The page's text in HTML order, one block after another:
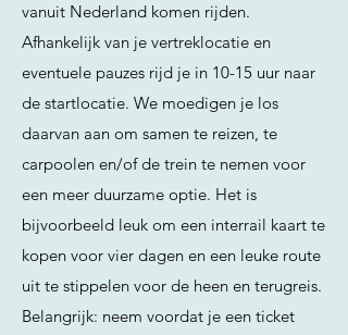
vanuit Nederland komen rijden.
Afhankelijk van je vertreklocatie en
eventuele pauzes rijd je in 10-15 uur naar
de startlocatie. We moedigen je los
daarvan aan om samen te reizen, te
carpoolen en/of de trein te nemen voor
een meer duurzame optie. Het is
bijvoorbeeld leuk om een interrail kaart te
kopen voor vier dagen en een leuke route
uit te stippelen voor de heen en terugreis.
Belangrijk: neem voordat je een ticket